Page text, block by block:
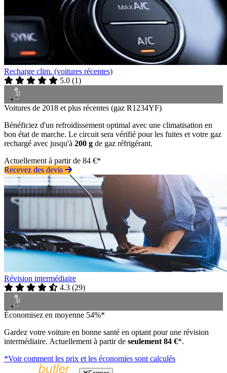
Recharge clim. (voitures récentes)
5.0 (1)
Voitures de 2018 et plus récentes (gaz R1234YF)
Bénéficiez d'un refroidissement optimal avec une climatisation en
bon état de marche. Le circuit sera vérifié pour les fuites et votre gaz
rechargé avec jusqu'à 200 g de gaz réfrigérant.
Actuellement à partir de 84 €*
Recevez des devis
Révision intermédiaire
4.3 (29)
Économisez en moyenne 54%*
Gardez votre voiture en bonne santé en optant pour une révision
intermédiaire. Actuellement à partir de seulement 84 €*.
*Voir comment les prix et les économies sont calculés